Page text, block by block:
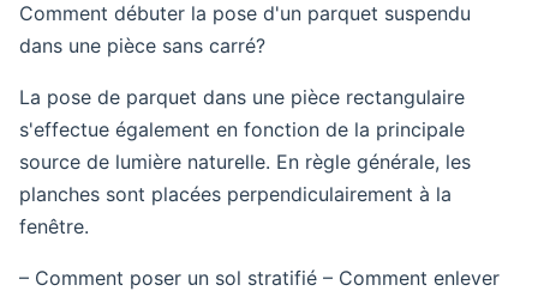
Comment débuter la pose d'un parquet suspendu
dans une pièce sans carré?
La pose de parquet dans une pièce rectangulaire
s'effectue également en fonction de la principale
source de lumière naturelle. En règle générale, les
planches sont placées perpendiculairement à la
fenêtre.
– Comment poser un sol stratifié – Comment enlever